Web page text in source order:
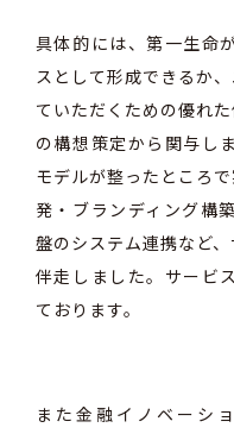
具体的には、第一生命
スとして形成できるか
ていただくための優れ
の構想策定から関与し
モデルが整ったところ
発・ブランディング構
盤のシステム連携など
伴走しました。 サービ
ております。
また金融イノベーシ